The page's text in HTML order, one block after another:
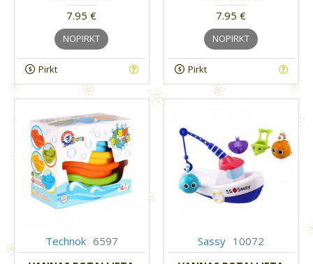
7.95 €
NOPIRKT
Pirkt
7.95 €
NOPIRKT
Pirkt
Technok 6597 Sassy 10072